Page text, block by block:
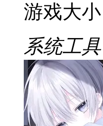
游戏大
系统工具